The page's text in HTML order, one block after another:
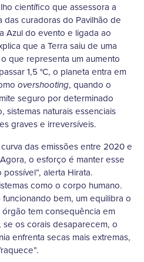
científico que assessora a
das curadoras do Pavilhão de
Azul do evento e ligada ao
que a Terra saiu de uma
o que representa um aumento
1,5 °C, o planeta entra em
overshooting, quando o
seguro por determinado
naturais essenciais
graves e irreversíveis.
das emissões entre 2020 e
o esforço é manter esse
alerta Hirata.
como o corpo humano.
bem, um equilibra o
tem consequência em
os corais desaparecem, o
enfrenta secas mais extremas,